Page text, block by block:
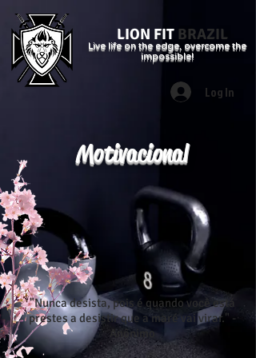
LION FIT BRAZIL
Live life on the edge, overcome the
impossible!
Log In
Motivacional
"Nunca desista, pois é quando você está
prestes a desistir que a maré vai virar." -
Anônimo